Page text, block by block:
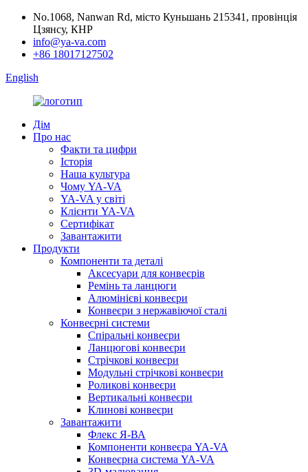
No.1068, Nanwan Rd, місто Куньшань 215341, провінція
Цзянсу, КНР
info@ya-va.com
+86 18017127502
English
Дім
Про нас
Факти та цифри
Історія
Наша культура
Чому YA-VA
YA-VA у світі
Клієнти YA-VA
Сертифікат
Завантажити
Продукти
Компоненти та деталі
Аксесуари для конвеєрів
Ремінь та ланцюги
Алюмінієві конвеєри
Конвеєри з нержавіючої сталі
Конвеєрні системи
Спіральні конвеєри
Ланцюгові конвеєри
Стрічкові конвеєри
Модульні стрічкові конвеєри
Роликові конвеєри
Вертикальні конвеєри
Клинові конвеєри
Завантажити
Флекс Я-ВА
Компоненти конвеєра YA-VA
Конвеєрна система YA-VA